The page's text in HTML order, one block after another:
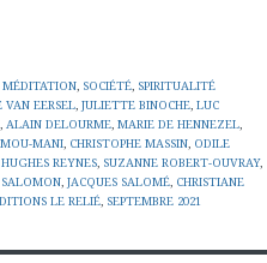
MÉDITATION, SOCIÉTÉ, SPIRITUALITÉ
VAN EERSEL, JULIETTE BINOCHE, LUC
, ALAIN DELOURME, MARIE DE HENNEZEL,
MANI, CHRISTOPHE MASSIN, ODILE
HUGHES REYNES, SUZANNE ROBERT-OUVRAY,
, JACQUES SALOMÉ, CHRISTIANE
LE RELIÉ, SEPTEMBRE 2021